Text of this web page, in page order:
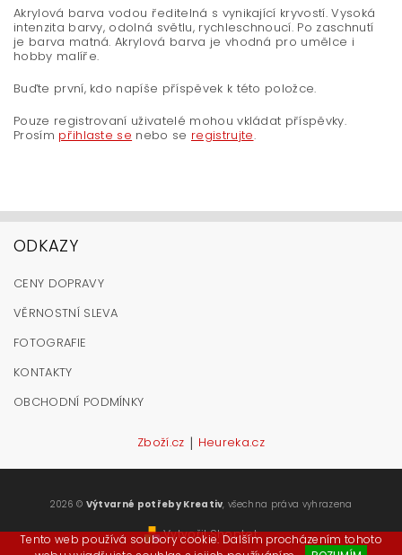
Akrylová barva vodou ředitelná s vynikající kryvostí. Vysoká
intenzita barvy, odolná světlu, rychleschnoucí. Po zaschnutí
je barva matná. Akrylová barva je vhodná pro umělce i
hobby malíře.
Buďte první, kdo napíše příspěvek k této položce.
Pouze registrovaní uživatelé mohou vkládat příspěvky.
Prosím přihlaste se nebo se registrujte.
ODKAZY
CENY DOPRAVY
VĚRNOSTNÍ SLEVA
FOTOGRAFIE
KONTAKTY
OBCHODNÍ PODMÍNKY
Zboží.cz | Heureka.cz
2026 © Výtvarné potřeby Kreativ, všechna práva vyhrazena
Vytvořil Shoptet
Tento web používá soubory cookie. Dalším procházením tohoto